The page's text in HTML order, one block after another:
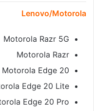
Lenovo/Motorola
Motorola Razr 5G
Motorola Razr
Motorola Edge 20
Edge 20 Lite
Edge 20 Pro